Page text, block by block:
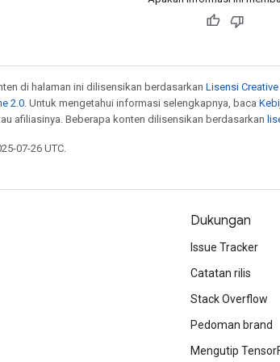
di halaman ini dilisensikan berdasarkan Lisensi
2.0. Untuk mengetahui informasi selengkapnya, baca
afiliasinya. Beberapa konten dilisensikan berdasarkan
07-26 UTC.
Dukungan
Issue Tracker
Catatan rilis
Stack Overflow
Pedoman brand
Mengutip